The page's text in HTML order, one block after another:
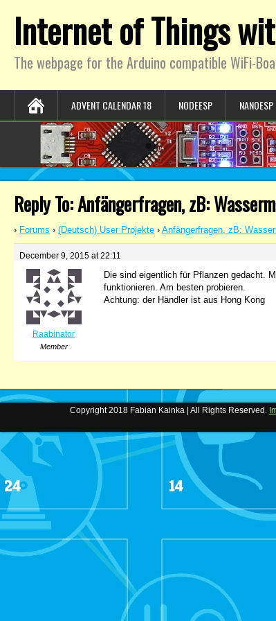
Internet of Things
The webpage for the Arduino compatible WiFi-
ADVENT CALENDAR 18 NODEESP NANOESP
Reply To: Anfängerfragen, zB:
› Forums › (Deutsch) User Projekte › Anfängerfragen, zB:
December 9, 2015 at 22:11
Raabinator
Member
Die sind eigentlich für Pflanzen gedacht.
funktionieren. Am besten probieren.
Achtung: der Händler ist aus Hong Kong
Copyright 2018 Fabian Kainka | All Rights Reserved.